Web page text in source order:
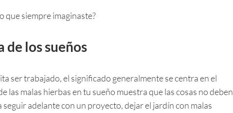
que siempre imaginaste?
los sueños
ser trabajado, el significado generalmente se centra en el
las malas hierbas en tu sueño muestra que las cosas no deben
adelante con un proyecto, dejar el jardín con malas